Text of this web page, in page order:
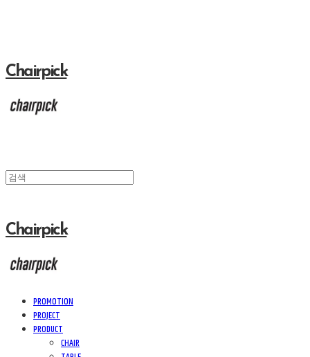
Chairpick
Chairpick
PROMOTION
PROJECT
PRODUCT
CHAIR